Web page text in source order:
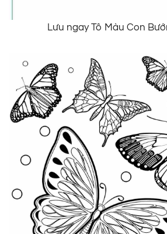
Lưu ngay Tô Màu Con